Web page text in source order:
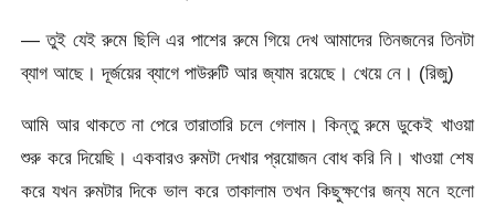
— তুই যেই রুমে ছিলি এর পাশের রুমে গিয়ে দেখ আমাদের তিনজনের তিনটা
ব্যাগ আছে। দূর্জয়ের ব্যাগে পাউরুটি আর জ্যাম রয়েছে। খেয়ে নে। (রিজু)
আমি আর থাকতে না পেরে তারাতারি চলে গেলাম। কিন্তু রুমে ডুকেই খাওয়া
শুরু করে দিয়েছি। একবারও রুমটা দেখার প্রয়োজন বোধ করি নি। খাওয়া শেষ
করে যখন রুমটার দিকে ভাল করে তাকালাম তখন কিছুক্ষণের জন্য মনে হলো